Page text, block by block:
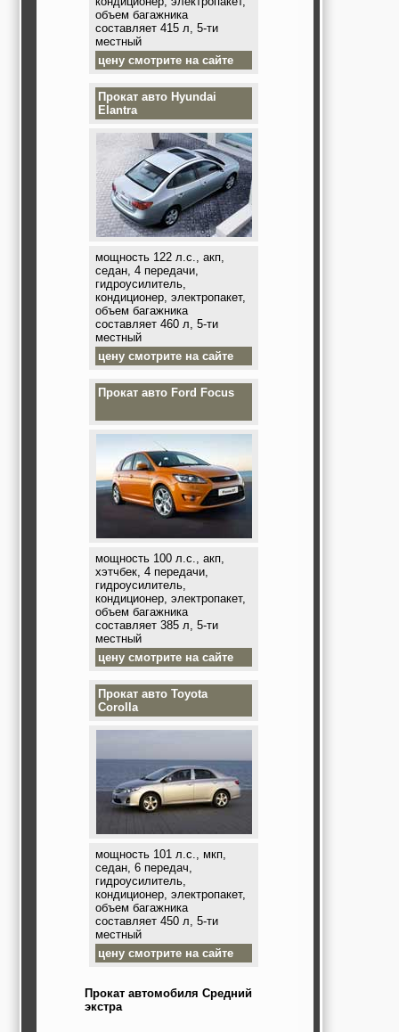
объем багажника
составляет 415 л, 5-ти
местный
цену смотрите на сайте
Прокат авто Hyundai
Elantra
мощность 122 л.с., акп,
седан, 4 передачи,
гидроусилитель,
кондиционер, электропакет,
объем багажника
составляет 460 л, 5-ти
местный
цену смотрите на сайте
Прокат авто Ford Focus
мощность 100 л.с., акп,
хэтчбек, 4 передачи,
гидроусилитель,
кондиционер, электропакет,
объем багажника
составляет 385 л, 5-ти
местный
цену смотрите на сайте
Прокат авто Toyota
Corolla
мощность 101 л.с., мкп,
седан, 6 передач,
гидроусилитель,
кондиционер, электропакет,
объем багажника
составляет 450 л, 5-ти
местный
цену смотрите на сайте
Прокат автомобиля Средний
экстра